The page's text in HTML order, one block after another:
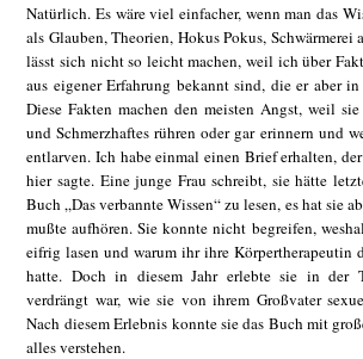
Natürlich. Es wäre viel einfacher, wenn man das
als Glauben, Theorien, Hokus Pokus, Schwärmerei
lässt sich nicht so leicht machen, weil ich über
aus eigener Erfahrung bekannt sind, die er aber
Diese Fakten machen den meisten Angst, weil
und Schmerzhaftes rühren oder gar erinnern und
entlarven. Ich habe einmal einen Brief erhalten,
hier sagte. Eine junge Frau schreibt, sie hätte
Buch „Das verbannte Wissen“ zu lesen, es hat sie
mußte aufhören. Sie konnte nicht begreifen,
eifrig lasen und warum ihr ihre Körpertherapeutin
hatte. Doch in diesem Jahr erlebte sie in der
verdrängt war, wie sie von ihrem Großvater
Nach diesem Erlebnis konnte sie das Buch mit
alles verstehen.